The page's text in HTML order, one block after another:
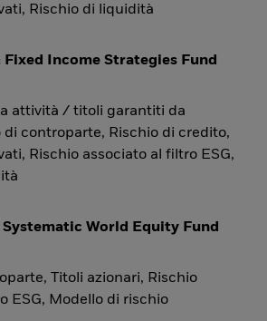
Rischio di liquidità
Fixed Income Strategies Fund
attività / titoli garantiti da
di controparte, Rischio di credito,
Rischio associato al filtro ESG,
Systematic World Equity Fund
Titoli azionari, Rischio
ESG, Modello di rischio